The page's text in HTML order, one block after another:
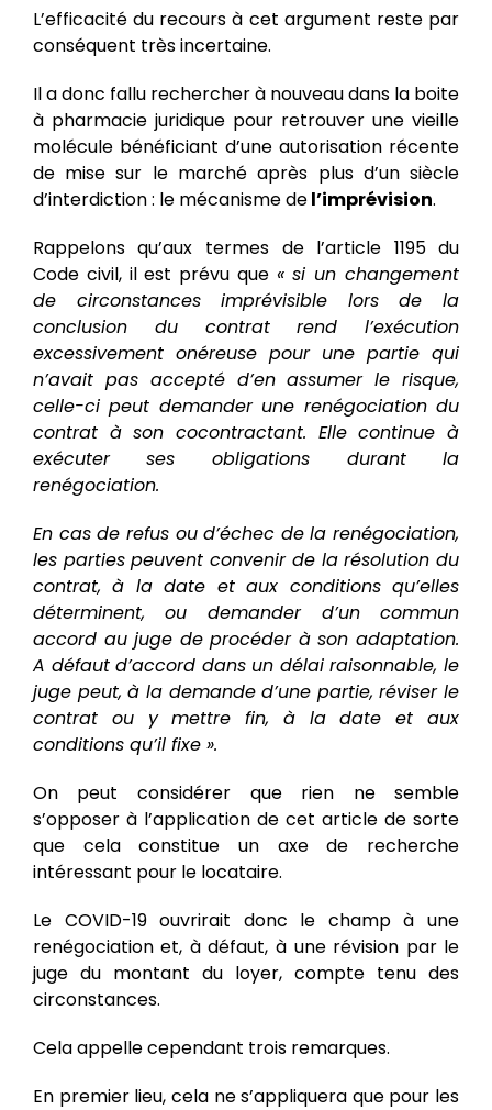
L’efficacité du recours à cet argument reste par
conséquent très incertaine.
Il a donc fallu rechercher à nouveau dans la boite
à pharmacie juridique pour retrouver une vieille
molécule bénéficiant d’une autorisation récente
de mise sur le marché après plus d’un siècle
d’interdiction : le mécanisme del’imprévision.
Rappelons qu’aux termes de l’article 1195 du
Code civil, il est prévu que « si un changement
de circonstances imprévisible lors de la
conclusion du contrat rend l’exécution
excessivement onéreuse pour une partie qui
n’avait pas accepté d’en assumer le risque,
celle-ci peut demander une renégociation du
contrat à son cocontractant. Elle continue à
exécuter ses obligations durant la
renégociation.
En cas de refus ou d’échec de la renégociation,
les parties peuvent convenir de la résolution du
contrat, à la date et aux conditions qu’elles
déterminent, ou demander d’un commun
accord au juge de procéder à son adaptation.
A défaut d’accord dans un délai raisonnable, le
juge peut, à la demande d’une partie, réviser le
contrat ou y mettre fin, à la date et aux
conditions qu’il fixe ».
On peut considérer que rien ne semble
s’opposer à l’application de cet article de sorte
que cela constitue un axe de recherche
intéressant pour le locataire.
Le COVID-19 ouvrirait donc le champ à une
renégociation et, à défaut, à une révision par le
juge du montant du loyer, compte tenu des
circonstances.
Cela appelle cependant trois remarques.
En premier lieu, cela ne s’appliquera que pour les